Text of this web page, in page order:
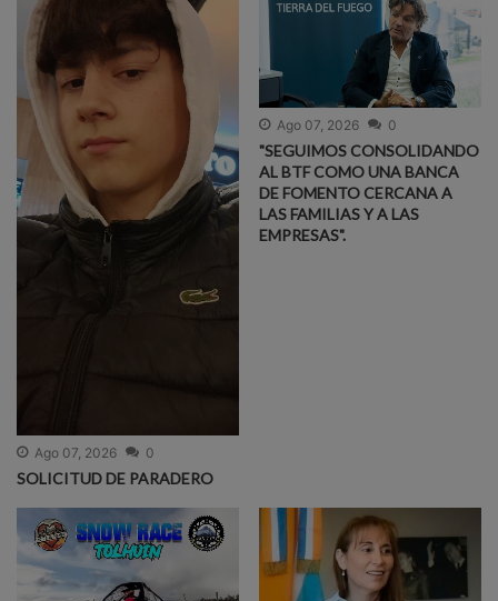
Ago 07, 2026 0
SOLICITUD DE PARADERO
Ago 07, 2026 0
"SEGUIMOS CONSOLIDANDO
AL BTF COMO UNA BANCA
DE FOMENTO CERCANA A
LAS FAMILIAS Y A LAS
EMPRESAS".